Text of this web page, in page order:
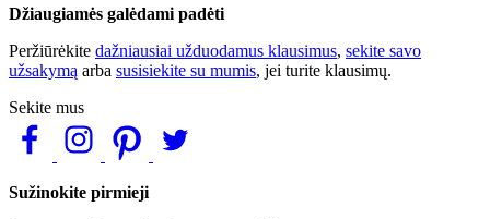
Džiaugiamės galėdami padėti
Peržiūrėkite dažniausiai užduodamus klausimus, sekite savo
užsakymą arba susisiekite su mumis, jei turite klausimų.
Sekite mus
Sužinokite pirmieji